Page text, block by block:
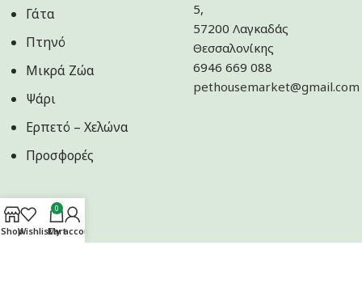
Γάτα
Πτηνό
Μικρά Ζώα
Ψάρι
Ερπετό – Χελώνα
Προσφορές
5,
57200 Λαγκαδάς
Θεσσαλονίκης
6946 669 088
pethousemarket@gmail.com
ShopWishlist
0
Cart
My account